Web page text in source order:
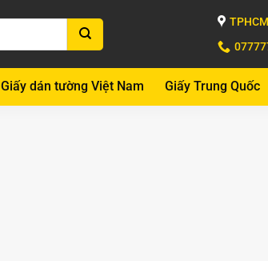
Giấy dán tường Việt Nam Giấy Trung Quốc